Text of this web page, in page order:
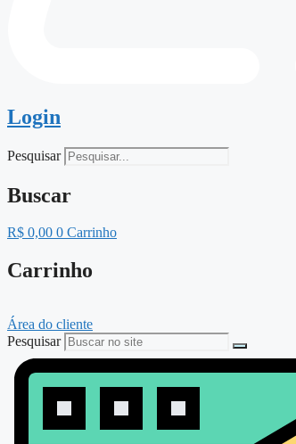
Login
Pesquisar
Buscar
R$ 0,00 0 Carrinho
Carrinho
Área do cliente
Pesquisar